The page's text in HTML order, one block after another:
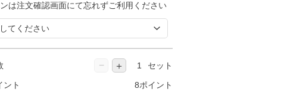
は注文確認画面にて忘れずご利用ください
− ＋ セット
ント 8ポイント